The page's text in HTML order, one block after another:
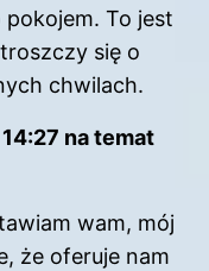
To jest
się o
chwilach.
na temat
wam, mój
że oferuje nam